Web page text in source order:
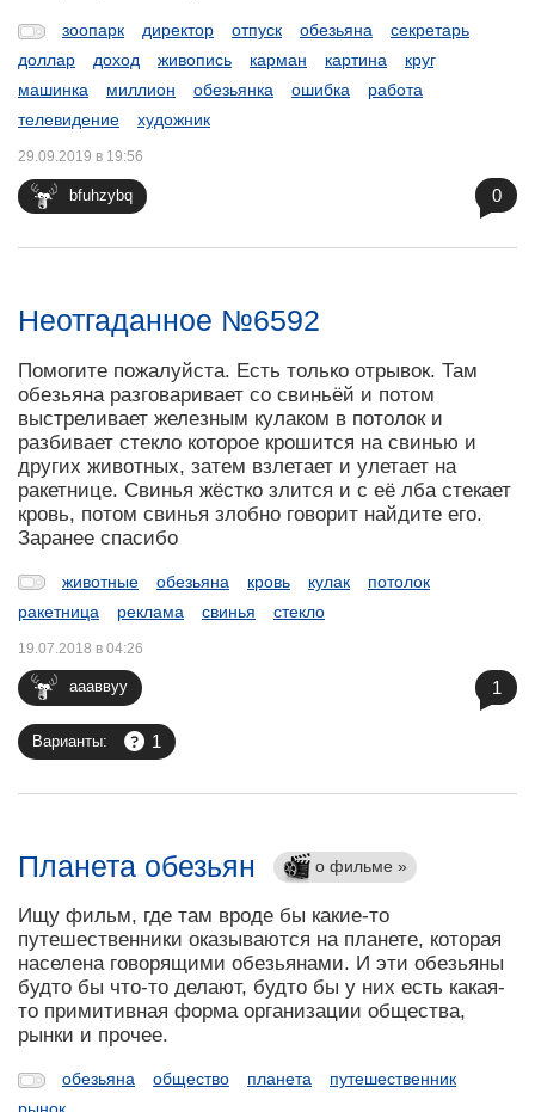
зоопарк директор отпуск обезьяна
секретарь
доллар
доход живопись карман картина
круг
машинка
миллион обезьянка ошибка
работа
телевидение
художник
bfuhzybq
29.09.2019 в 19:56
0
Неотгаданное №6592
Помогите пожалуйста. Есть только отрывок. Там
обезьяна разговаривает со свиньёй и потом
выстреливает железным кулаком в потолок и
разбивает стекло которое крошится на свинью и
других животных, затем взлетает и улетает на
ракетнице. Свинья жёстко злится и с её лба стекает
кровь, потом свинья злобно говорит найдите его.
Заранее спасибо
животные обезьяна кровь кулак
потолок
ракетница
реклама свинья стекло
аааввуу
19.07.2018 в 04:26
Варианты: 1
1
Планета обезьян о фильме »
Ищу фильм, где там вроде бы какие-то
путешественники оказываются на планете, которая
населена говорящими обезьянами. И эти обезьяны
будто бы что-то делают, будто бы у них есть какая-
то примитивная форма организации общества,
рынки и прочее.
обезьяна общество планета
путешественник